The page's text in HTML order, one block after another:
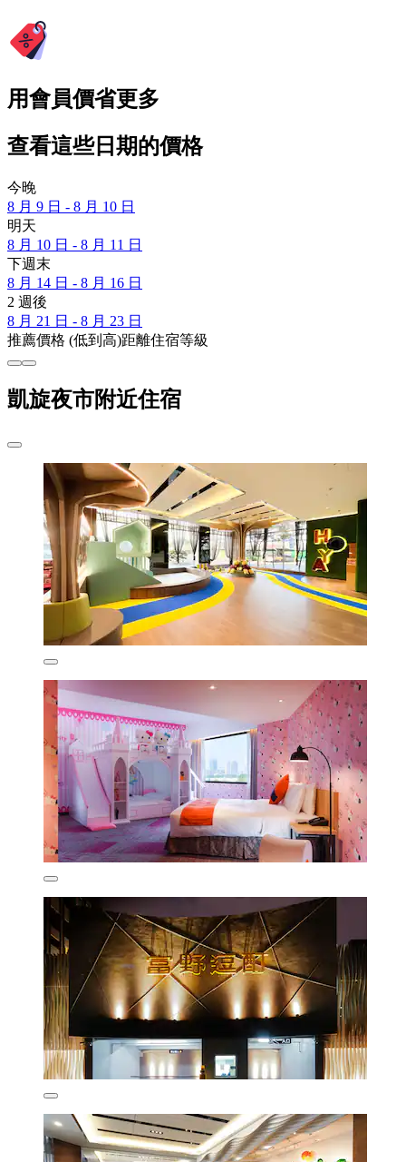
用會員價省更多
查看這些日期的價格
今晚
8 月 9 日 - 8 月 10 日
明天
8 月 10 日 - 8 月 11 日
下週末
8 月 14 日 - 8 月 16 日
2 週後
8 月 21 日 - 8 月 23 日
推薦價格 (低到高)距離住宿等級
凱旋夜市附近住宿